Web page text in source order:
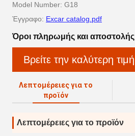
Model Number: G18
Έγγραφο: Excar catalog.pdf
Όροι πληρωμής και αποστολής
Βρείτε την καλύτερη τιμή
Λεπτομέρειες για το
προϊόν
Λεπτομέρειες για το προϊόν